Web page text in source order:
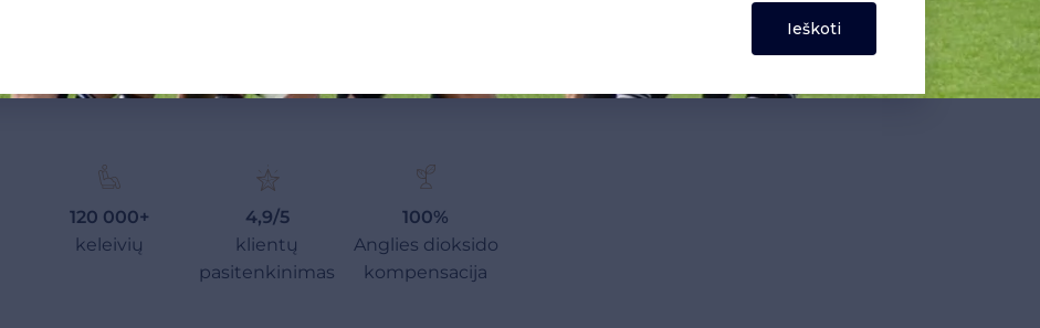
120 000+
keleivių
4,9/5
klientų
pasitenkinimas
100%
Anglies dioksido
kompensacija